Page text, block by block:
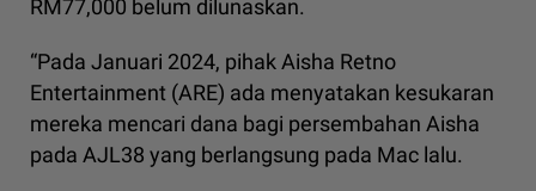
RM77,000 belum dilunaskan.
“Pada Januari 2024, pihak Aisha Retno
Entertainment (ARE) ada menyatakan kesukaran
mereka mencari dana bagi persembahan Aisha
pada AJL38 yang berlangsung pada Mac lalu.